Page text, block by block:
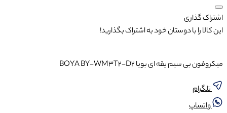
اشتراک گذاری
این کالا را با دوستان خود به اشتراک بگذارید!
میکروفون بی‌ سیم یقه‌ ای بویا BOYA BY-WM3T2-D2
تلگرام
واتساپ